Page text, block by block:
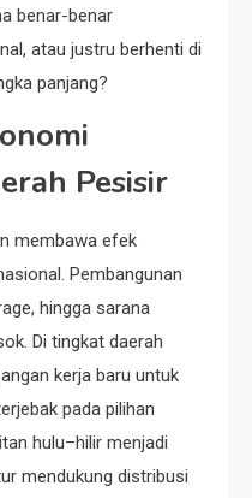
benar-benar
atau justru berhenti di
panjang?
Pesisir
membawa efek
Pembangunan
hingga sarana
Di tingkat daerah
kerja baru untuk
pada pilihan
hulu–hilir menjadi
mendukung distribusi